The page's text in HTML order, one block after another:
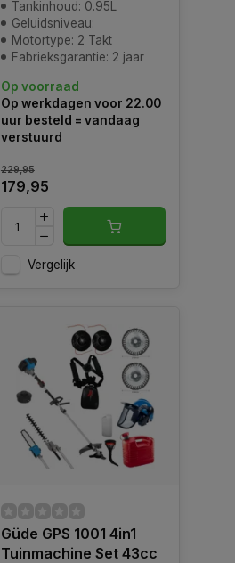
Tankinhoud: 0.95L
Geluidsniveau:
Motortype: 2 Takt
Fabrieksgarantie: 2 jaar
Op voorraad
Op werkdagen voor 22.00
uur besteld = vandaag
verstuurd
229,95
179,95
Vergelijk
Güde GPS 1001 4in1
Tuinmachine Set 43cc